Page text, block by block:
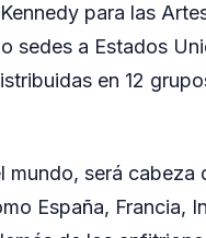
para las
sedes a Estados
en 12
será cabeza
España, Francia,